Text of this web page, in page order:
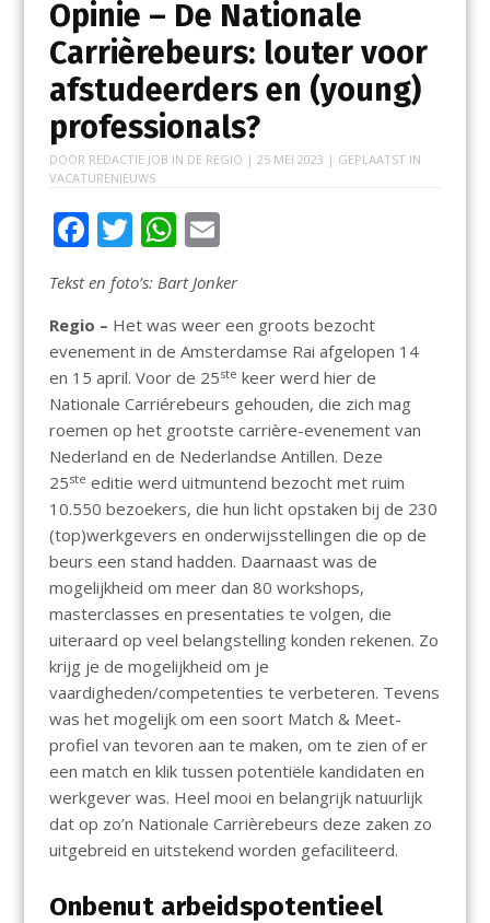
Opinie – De Nationale
Carrièrebeurs: louter voor
afstudeerders en (young)
professionals?
DOOR REDACTIE JOB IN DE REGIO | 25 MEI 2023 | GEPLAATST IN
VACATURENIEUWS
F
ac
e
b
o
o
k
T
itt
er
W
at
s
A
p
p
E
m
ai
l
Tekst en foto’s: Bart Jonker
Regio – Het was weer een groots bezocht
evenement in de Amsterdamse Rai afgelopen 14
en 15 april. Voor de 25ste keer werd hier de
Nationale Carriérebeurs gehouden, die zich mag
roemen op het grootste carrière-evenement van
Nederland en de Nederlandse Antillen. Deze
25ste editie werd uitmuntend bezocht met ruim
10.550 bezoekers, die hun licht opstaken bij de 230
(top)werkgevers en onderwijsstellingen die op de
beurs een stand hadden. Daarnaast was de
mogelijkheid om meer dan 80 workshops,
masterclasses en presentaties te volgen, die
uiteraard op veel belangstelling konden rekenen. Zo
krijg je de mogelijkheid om je
vaardigheden/competenties te verbeteren. Tevens
was het mogelijk om een soort Match & Meet-
profiel van tevoren aan te maken, om te zien of er
een match en klik tussen potentiële kandidaten en
werkgever was. Heel mooi en belangrijk natuurlijk
dat op zo’n Nationale Carrièrebeurs deze zaken zo
uitgebreid en uitstekend worden gefaciliteerd.
Onbenut arbeidspotentieel